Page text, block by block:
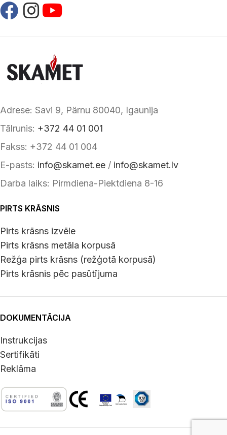
Adrese: Savi 9, Pärnu 80040, Igaunija
Tālrunis: +372 44 01 001
Fakss: +372 44 01 004
E-pasts: info@skamet.ee / info@skamet.lv
Darba laiks: Pirmdiena-Piektdiena 8-16
PIRTS KRĀSNIS
Pirts krāsns izvēle
Pirts krāsns metāla korpusā
Režģa pirts krāsns (režģotā korpusā)
Pirts krāsnis pēc pasūtījuma
DOKUMENTĀCIJA
Instrukcijas
Sertifikāti
Reklāma